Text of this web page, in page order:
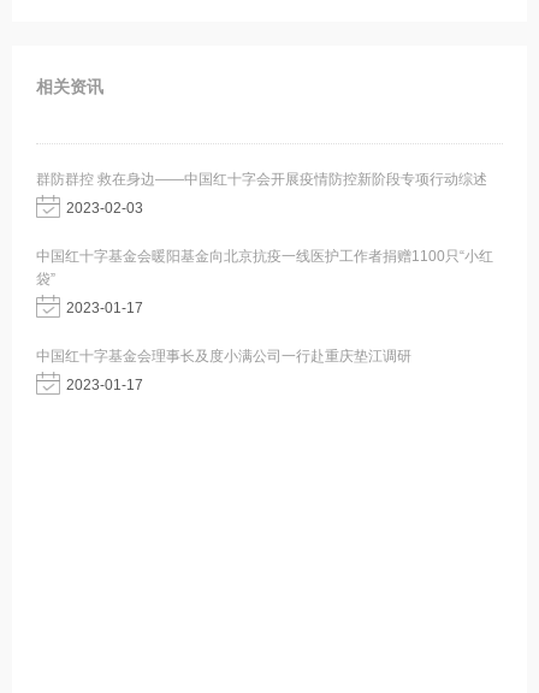
相关资讯
群防群控 救在身边——中国红十字会开展疫情防控新阶段专项行动综述
2023-02-03
中国红十字基金会暖阳基金向北京抗疫一线医护工作者捐赠1100只“小红
袋”
2023-01-17
中国红十字基金会理事长及度小满公司一行赴重庆垫江调研
2023-01-17